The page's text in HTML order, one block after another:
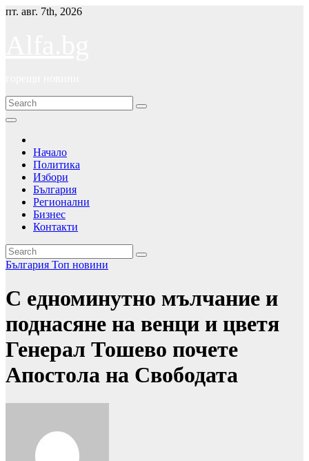
Skip
пт. авг. 7th, 2026
Начало
Политика
Избори
България
Регионални
Бизнес
Контакти
България Топ новини
С едноминутно мълчание и
поднасяне на венци и цветя
Генерал Тошево почете
Апостола на Свободата